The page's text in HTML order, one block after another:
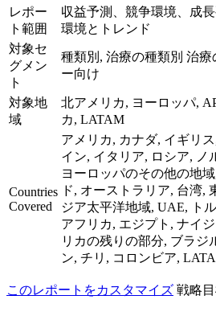
レポー
ト範囲
収益予測、競争環境、成
環境とトレンド
対象セ
グメン
ト
種類別, 治療の種類別 治
ー向け
対象地
域
北アメリカ, ヨーロッパ,
カ, LATAM
Countries
Covered
アメリカ, カナダ, イギリ
イン, イタリア, ロシア, ノ
ヨーロッパのその他の地
ド, オーストラリア, 台湾,
ジア太平洋地域, UAE, ト
アフリカ, エジプト, ナイ
リカの残りの部分, ブラジ
ン, チリ, コロンビア,
このレポートをカスタマイズ 戦略